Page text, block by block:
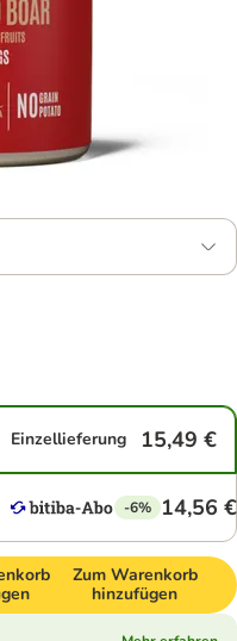
Einzellieferung 15,49 €
-6% 14,56 €
Zum Warenkorb
hinzufügen